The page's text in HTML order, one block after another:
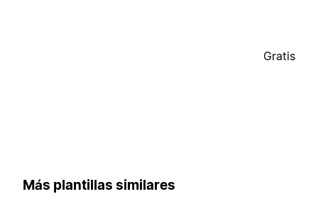
Gratis
Más plantillas similares